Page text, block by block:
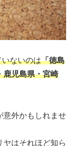
ないのは「徳島
鹿児島県・宮崎
意外かもしれませ
ヤはそれほど知ら